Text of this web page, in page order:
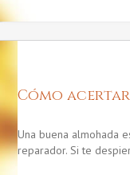
Cómo
Una buena almohada
reparador. Si te